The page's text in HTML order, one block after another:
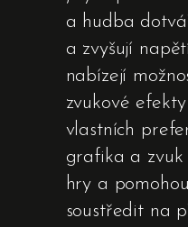
a hudba
a zvyšují
nabízejí
zvukové
vlastních
grafika a zvuk
hry a
soustředit na